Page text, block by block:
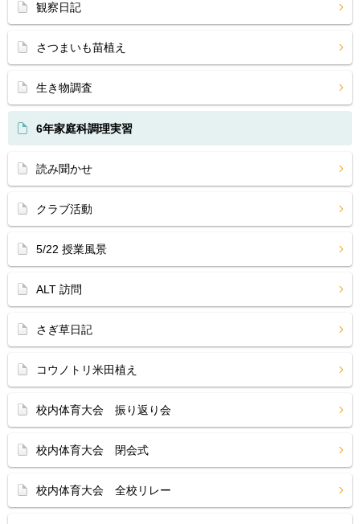
観察日記
さつまいも苗植え
生き物調査
6年家庭科調理実習
読み聞かせ
クラブ活動
5/22 授業風景
ALT 訪問
さぎ草日記
コウノトリ米田植え
校内体育大会 振り返り会
校内体育大会 閉会式
校内体育大会 全校リレー